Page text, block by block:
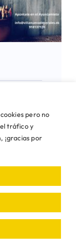
pero no
tráfico y
¡gracias por